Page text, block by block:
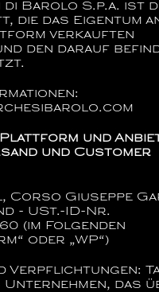
di Barolo S.p.a. ist
die das Eigentum
verkauften
den darauf
und
und Customer
Corso Giuseppe
- USt.-ID-Nr.
(im Folgenden
oder „WP“)
Verpflichtungen:
das